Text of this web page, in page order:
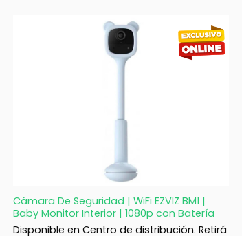
Cámara De Seguridad | WiFi EZVIZ BM1 |
Baby Monitor Interior | 1080p con Batería
Disponible en Centro de distribución. Retirá